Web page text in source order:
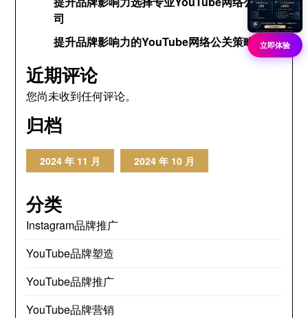
司
提升品牌影响力的YouTube网络公关策略
近期评论
您尚未收到任何评论。
归档
2024 年 11 月 2024 年 10 月
分类
Instagram品牌推广
YouTube品牌塑造
YouTube品牌推广
YouTube品牌营销
立即体验